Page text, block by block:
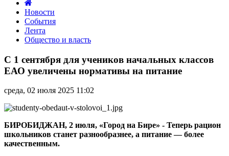
Новости
События
Лента
Общество и власть
1
сентября
для
начальных
классов
ЕАО
увеличены
нормативы
на
С 1 сентября для учеников начальных классов
ЕАО увеличены нормативы на питание
среда, 02 июля 2025 11:02
БИРОБИДЖАН, 2 июля, «Город на Бире» - Теперь рацион
школьников станет разнообразнее, а питание — более
качественным.